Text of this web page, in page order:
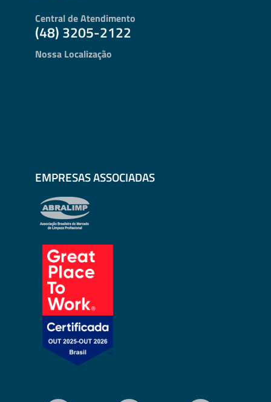
Central de Atendimento
(48) 3205-2122
Nossa Localização
EMPRESAS ASSOCIADAS